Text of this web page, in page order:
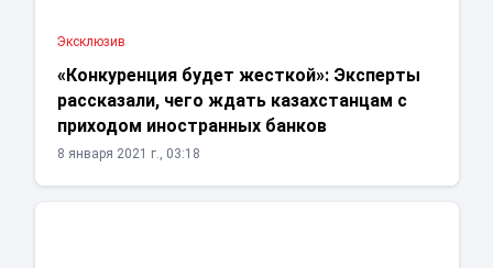
Эксклюзив
«Конкуренция будет жесткой»: Эксперты
рассказали, чего ждать казахстанцам с
приходом иностранных банков
8 января 2021 г., 03:18